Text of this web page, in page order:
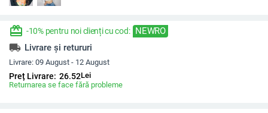
redeem -10% pentru noi clienți cu cod: NEWRO
local_shipping Livrare și retururi
Livrare: 09 August - 12 August
Preț Livrare: 26.52Lei
Returnarea se face fără probleme